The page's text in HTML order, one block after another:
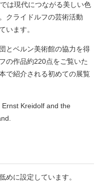
は現代につながる美しい色
クライドルフの芸術活動
います。
とベルン美術館の協力を得
の作品約220点をご覧いた
で紹介される初めての展覧
Kreidolf and the
めに設定しています。